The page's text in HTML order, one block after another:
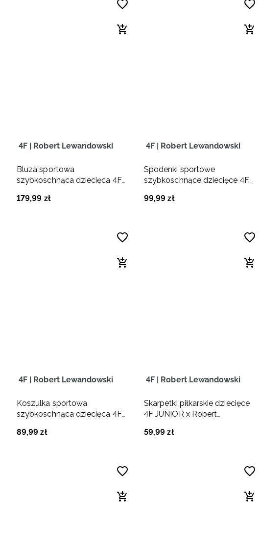
4F | Robert Lewandowski
Bluza sportowa
szybkoschnąca dziecięca 4F
- czarna
179,99 zł
4F | Robert Lewandowski
Spodenki sportowe
szybkoschnące dziecięce 4F
- czarne
99,99 zł
4F | Robert Lewandowski
Koszulka sportowa
szybkoschnąca dziecięca 4F
- biała
89,99 zł
4F | Robert Lewandowski
Skarpetki piłkarskie dziecięce
4F JUNIOR x Robert
59,99 zł